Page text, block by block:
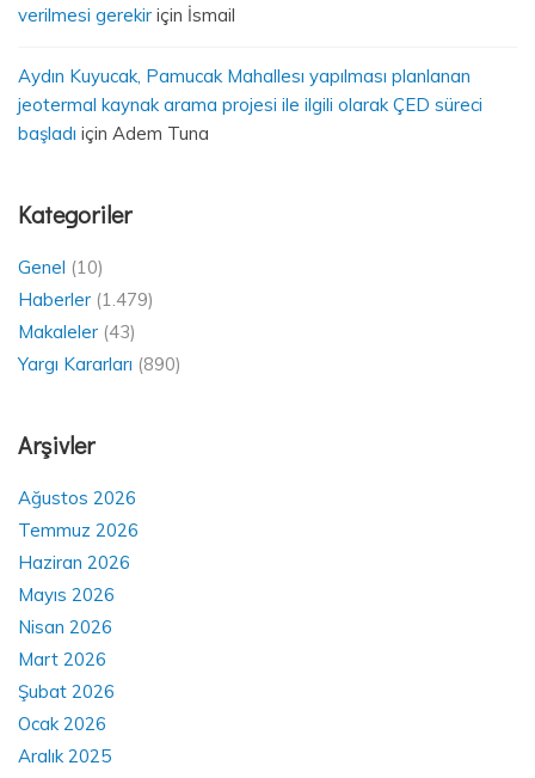
verilmesi gerekir için İsmail
Aydın Kuyucak, Pamucak Mahallesı yapılması planlanan
jeotermal kaynak arama projesi ile ilgili olarak ÇED süreci
başladı için Adem Tuna
Kategoriler
Genel (10)
Haberler (1.479)
Makaleler (43)
Yargı Kararları (890)
Arşivler
Ağustos 2026
Temmuz 2026
Haziran 2026
Mayıs 2026
Nisan 2026
Mart 2026
Şubat 2026
Ocak 2026
Aralık 2025